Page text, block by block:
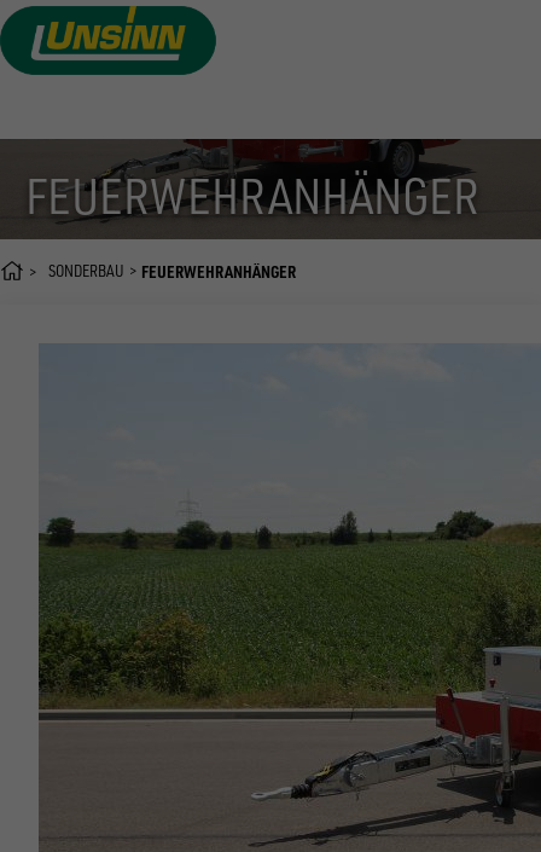
Direkt
zum
Inhalt
FEUERWEHRANHÄNGER
SONDERBAU FEUERWEHRANHÄNGER